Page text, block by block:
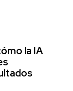
la IA